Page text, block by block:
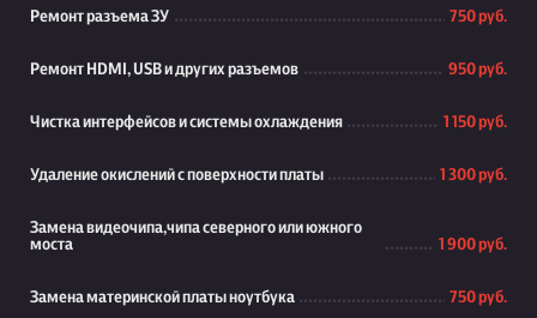
Ремонт разъема ЗУ 750 руб.
Ремонт HDMI, USB и других разъемов 950 руб.
Чистка интерфейсов и системы охлаждения 1 150 руб.
Удаление окислений с поверхности платы 1 300 руб.
Замена видеочипа,чипа северного или южного
моста
1 900 руб.
Замена материнской платы ноутбука 750 руб.